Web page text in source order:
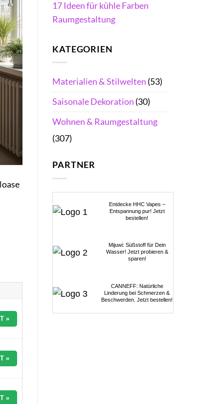
»
»
»
17 Ideen für kühle Farben
Raumgestaltung
KATEGORIEN
Materialien & Stilwelten (53)
Saisonale Dekoration (30)
Wohnen & Raumgestaltung
(307)
PARTNER
Entdecke HHC Vapes –
Entspannung pur! Jetzt
bestellen!
Mijuwi: Süßstoff für Dein
Wasser! Jetzt probieren &
sparen!
CANNEFF: Natürliche
Linderung bei Schmerzen &
Beschwerden. Jetzt bestellen!